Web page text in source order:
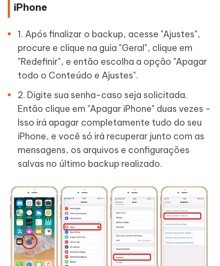
iPhone
1. Após finalizar o backup, acesse "Ajustes",
procure e clique na guia "Geral", clique em
"Redefinir", e então escolha a opção "Apagar
todo o Conteúdo e Ajustes".
2. Digite sua senha-caso seja solicitada.
Então clique em "Apagar iPhone" duas vezes -
Isso irá apagar completamente tudo do seu
iPhone, e você só irá recuperar junto com as
mensagens, os arquivos e configurações
salvas no último backup realizado.